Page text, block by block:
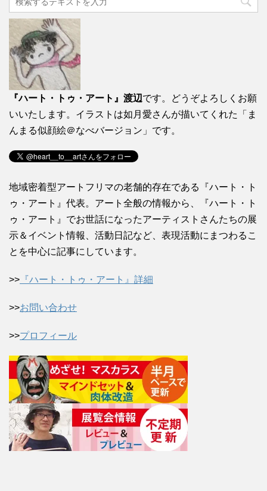
『ハート・トゥ・アート』渡辺です。どうぞよろしくお願
いいたします。イラストは如月愛さんが描いてくれた「ま
んまる似顔絵＠なべバージョン」です。
地域密着型アートフリマの老舗的存在である『ハート・ト
ゥ・アート』代表。アート全般の情報から、『ハート・ト
ゥ・アート』でお世話になったアーティストさんたちの展
示＆イベント情報、活動日記など、表現活動にまつわるこ
とを中心に記事にしています。
>> 『ハート・トゥ・アート』詳細
>>お問い合わせ
>>プロフィール